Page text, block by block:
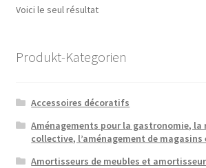
Voici le seul résultat
Produkt-Kategorien
Accessoires décoratifs
Aménagements pour la gastronomie,
collective, l’aménagement de
Amortisseurs de meubles et